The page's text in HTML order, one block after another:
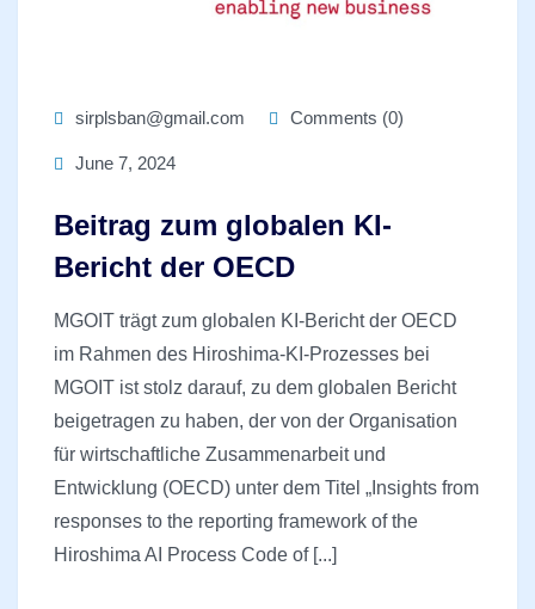
sirplsban@gmail.com Comments (0)
June 7, 2024
Beitrag zum globalen KI-
Bericht der OECD
MGOIT trägt zum globalen KI-Bericht der OECD
im Rahmen des Hiroshima-KI-Prozesses bei
MGOIT ist stolz darauf, zu dem globalen Bericht
beigetragen zu haben, der von der Organisation
für wirtschaftliche Zusammenarbeit und
Entwicklung (OECD) unter dem Titel „Insights from
responses to the reporting framework of the
Hiroshima AI Process Code of [...]